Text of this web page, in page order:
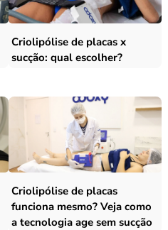
Criolipólise de placas x
sucção: qual escolher?
Criolipólise de placas
funciona mesmo? Veja como
a tecnologia age sem sucção